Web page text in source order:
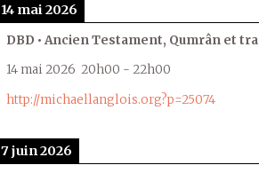
14 mai 2026
DBD • Ancien Testament, Qumrân et
14 mai 2026 20h00 - 22h00
http://michaellanglois.org?p=25074
7 juin 2026